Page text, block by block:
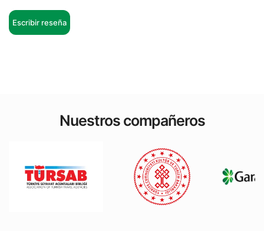
Escribir reseña
Nuestros compañeros